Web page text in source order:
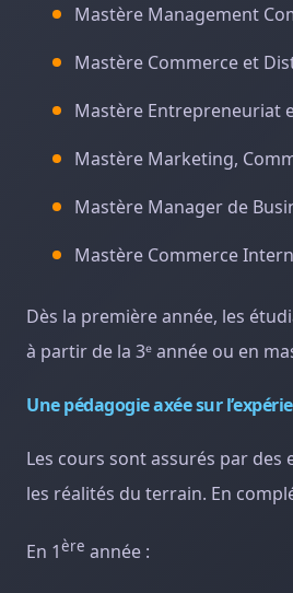
Mastère Management
Mastère Commerce et
Mastère Entrepreneuriat
Mastère Marketing,
Mastère Manager de
Mastère Commerce
Dès la première année, les
à partir de la 3ᵉ année ou en
Une pédagogie axée sur
Les cours sont assurés par
les réalités du terrain. En
En 1ère année :